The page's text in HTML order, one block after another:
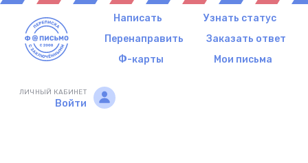
Написать
Узнать статус
Перенаправить
Заказать ответ
Ф-карты
Мои письма
ЛИЧНЫЙ КАБИНЕТ
Войти